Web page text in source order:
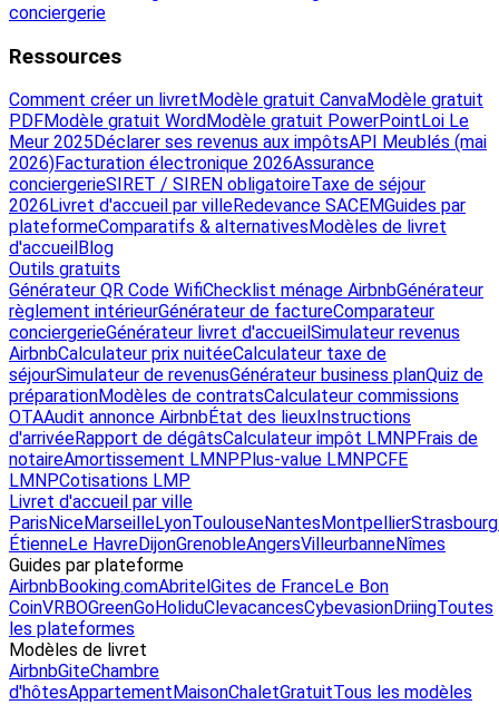
conciergerie
Ressources
Comment créer un livret Modèle gratuit CanvaModèle gratuit
PDFModèle gratuit Word Modèle gratuit PowerPoint Loi Le
Meur 2025 Déclarer ses revenus aux impôtsAPI Meublés (mai
2026)Facturation électronique 2026Assurance
conciergerieSIRET / SIREN obligatoireTaxe de séjour
2026 Livret d'accueil par villeRedevance SACEMGuides par
plateformeComparatifs & alternatives Modèles de livret
d'accueil Blog
Outils gratuits
Générateur QR Code WifiChecklist ménage AirbnbGénérateur
règlement intérieurGénérateur de factureComparateur
conciergerieGénérateur livret d'accueil Simulateur revenus
AirbnbCalculateur prix nuitéeCalculateur taxe de
séjourSimulateur de revenusGénérateur business planQuiz de
préparationModèles de contratsCalculateur commissions
OTAAudit annonce AirbnbÉtat des lieux Instructions
d'arrivéeRapport de dégâtsCalculateur impôt LMNPFrais de
notaireAmortissement LMNPPlus-value LMNPCFE
LMNPCotisations LMP
Livret d'accueil par ville
Paris NiceMarseilleLyonToulouseNantes MontpellierStrasbourg
ÉtienneLe HavreDijonGrenobleAngersVilleurbanneNîmes
Guides par plateforme
AirbnbBooking.comAbritel Gites de FranceLe Bon
CoinVRBOGreenGoHoliduClevacancesCybevasionDriingToutes
les plateformes
Modèles de livret
AirbnbGiteChambre
d'hôtesAppartement MaisonChaletGratuitTous les modèles